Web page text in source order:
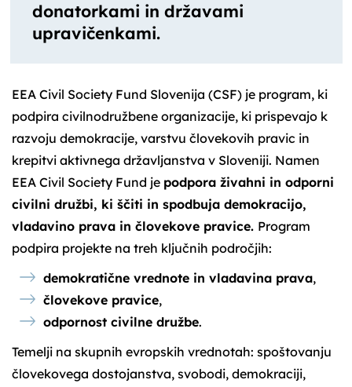
donatorkami in državami
upravičenkami.
EEA Civil Society Fund Slovenija (CSF) je program, ki
podpira civilnodružbene organizacije, ki prispevajo k
razvoju demokracije, varstvu človekovih pravic in
krepitvi aktivnega državljanstva v Sloveniji. Namen
EEA Civil Society Fund je podpora živahni in odporni
civilni družbi, ki ščiti in spodbuja demokracijo,
vladavino prava in človekove pravice. Program
podpira projekte na treh ključnih področjih:
demokratične vrednote in vladavina prava,
človekove pravice,
odpornost civilne družbe.
Temelji na skupnih evropskih vrednotah: spoštovanju
človekovega dostojanstva, svobodi, demokraciji,